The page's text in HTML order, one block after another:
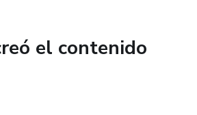
el contenido